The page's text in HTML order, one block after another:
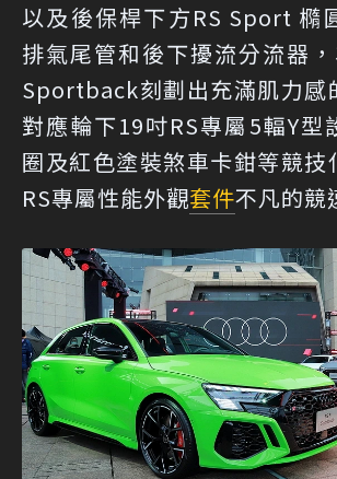
以及後保桿下方RS Sport 橢
排氣尾管和後下擾流分流器
Sportback刻劃出充滿肌力感
對應輪下19吋RS專屬5輻Y型
圈及紅色塗裝煞車卡鉗等競技
RS專屬性能外觀套件不凡的競